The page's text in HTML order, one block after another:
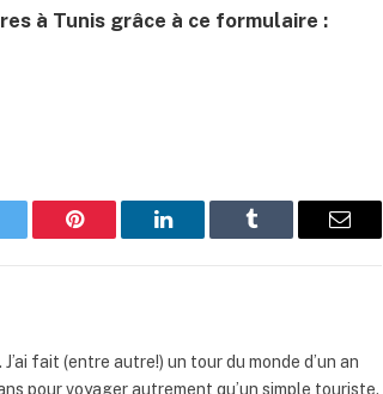
à Tunis grâce à ce formulaire :
Pinterest LinkedIn Tumblr Email
fait (entre autre!) un tour du monde d’un an
pour voyager autrement qu’un simple touriste.